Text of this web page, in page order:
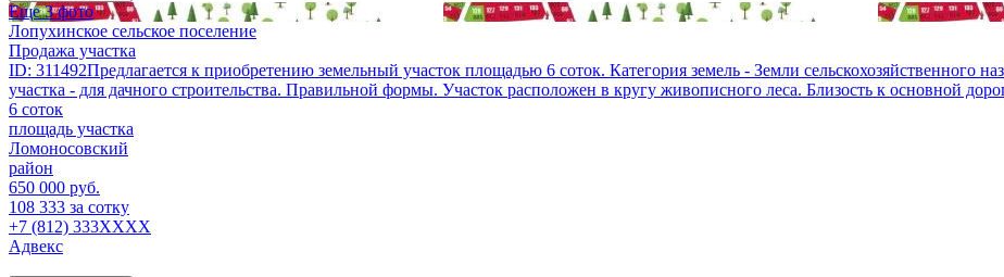
Еще 3 фото
Лопухинское сельское поселение
Продажа участка
ID: 311492Предлагается к приобретению земельный участок площадью 6 соток. Категория земель - Земли сельскохозяйственного
участка - для дачного строительства. Правильной формы. Участок расположен в кругу живописного леса. Близость к основной
6 соток
площадь участка
Ломоносовский
район
650 000 руб.
108 333 за сотку
+7 (812) 333XXXX
Адвекс